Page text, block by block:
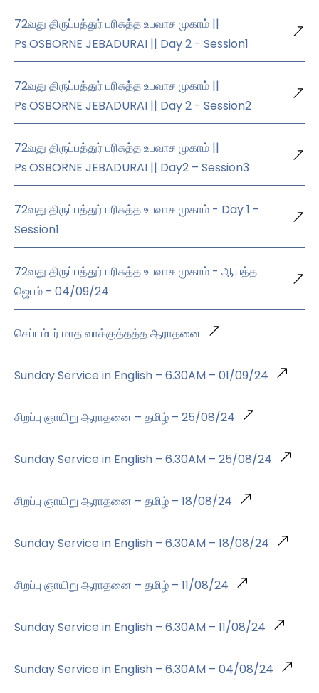
72வது திருப்பத்துர் பரிசுத்த உபவாச முகாம் ||
Ps.OSBORNE JEBADURAI || Day 2 - Session1
72வது திருப்பத்துர் பரிசுத்த உபவாச முகாம் ||
Ps.OSBORNE JEBADURAI || Day 2 - Session2
72வது திருப்பத்துர் பரிசுத்த உபவாச முகாம் ||
Ps.OSBORNE JEBADURAI || Day2 – Session3
72வது திருப்பத்துர் பரிசுத்த உபவாச முகாம் - Day 1 -
Session1
72வது திருப்பத்துர் பரிசுத்த உபவாச முகாம் - ஆயத்த
ஜெபம் - 04/09/24
செப்டம்பர் மாத வாக்குத்தத்த ஆராதனை
Sunday Service in English – 6.30AM – 01/09/24
சிறப்பு ஞாயிறு ஆராதனை – தமிழ் – 25/08/24
Sunday Service in English – 6.30AM – 25/08/24
சிறப்பு ஞாயிறு ஆராதனை – தமிழ் – 18/08/24
Sunday Service in English – 6.30AM – 18/08/24
சிறப்பு ஞாயிறு ஆராதனை – தமிழ் – 11/08/24
Sunday Service in English – 6.30AM – 11/08/24
Sunday Service in English – 6.30AM – 04/08/24